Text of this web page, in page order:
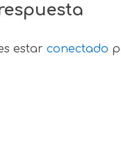
estar conectado